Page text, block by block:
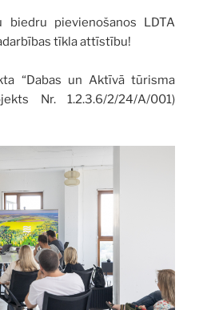
biedru pievienošanos LDTA
tīkla attīstību!
“Dabas un Aktīvā tūrisma
Nr. 1.2.3.6/2/24/A/001)